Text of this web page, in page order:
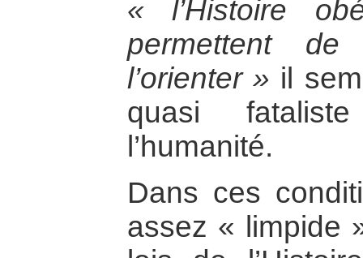
« l’Histoire
permettent
l’orienter » il
quasi
l’humanité.
Dans ces
assez « limpide